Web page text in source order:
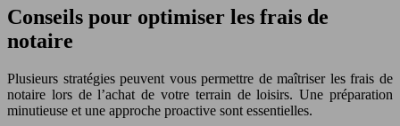
Conseils pour optimiser les frais de
notaire
Plusieurs stratégies peuvent vous permettre de maîtriser les frais de
notaire lors de l’achat de votre terrain de loisirs. Une préparation
minutieuse et une approche proactive sont essentielles.